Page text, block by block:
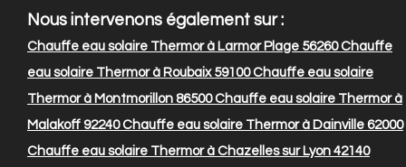
Nous intervenons également sur :
Chauffe eau solaire Thermor à Larmor Plage 56260Chauffe
eau solaire Thermor à Roubaix 59100Chauffe eau solaire
Thermor à Montmorillon 86500Chauffe eau solaire Thermor à
Malakoff 92240Chauffe eau solaire Thermor à Dainville 62000
Chauffe eau solaire Thermor à Chazelles sur Lyon 42140